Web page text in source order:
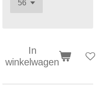
In
winkelwagen